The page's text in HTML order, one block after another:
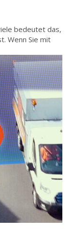
bedeutet das,
Wenn Sie mit